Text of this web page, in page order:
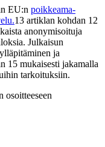
EU:n poikkeama-
13 artiklan kohdan 12
anonymisoituja
Julkaisun
ja
15 mukaisesti jakamalla
tarkoituksiin.
osoitteeseen